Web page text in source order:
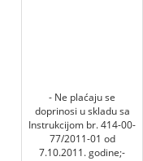
- Ne plaćaju se
doprinosi u skladu sa
Instrukcijom br. 414-00-
77/2011-01 od
7.10.2011. godine;-